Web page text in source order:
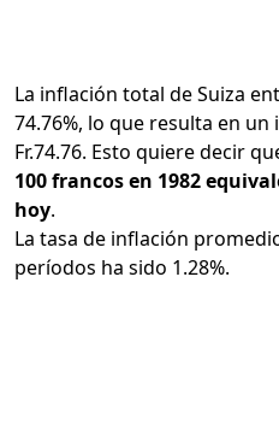
La inflación total de Suiza
74.76%, lo que resulta en
Fr.74.76. Esto quiere decir
100 francos en 1982
hoy.
La tasa de inflación
períodos ha sido 1.28%.